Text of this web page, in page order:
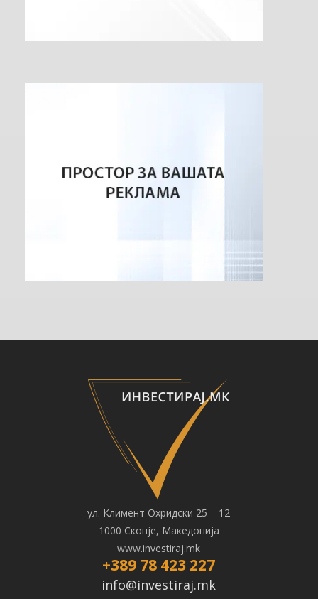
ул. Климент Охридски 25 – 12
1000 Скопје, Македонија
www.investiraj.mk
+389 78 423 227
info@investiraj.mk